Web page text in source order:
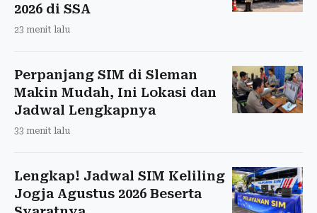
2026 di SSA
23 menit lalu
Perpanjang SIM di Sleman
Makin Mudah, Ini Lokasi dan
Jadwal Lengkapnya
33 menit lalu
Lengkap! Jadwal SIM Keliling
Jogja Agustus 2026 Beserta